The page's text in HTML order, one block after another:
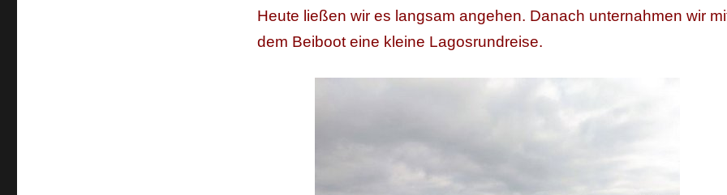
Heute ließen wir es langsam angehen. Danach unternahmen wir
dem Beiboot eine kleine Lagosrundreise.